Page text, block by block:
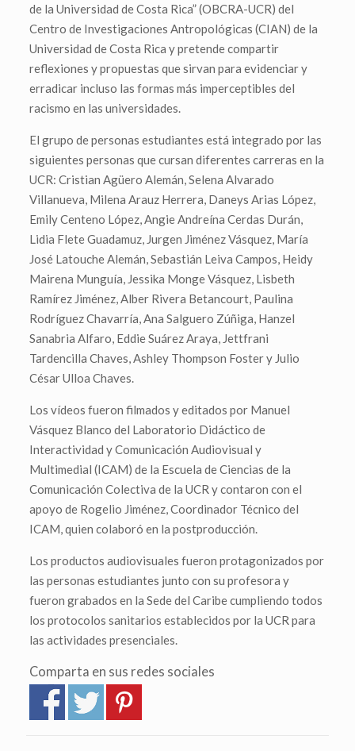
de la Universidad de Costa Rica” (OBCRA-UCR) del
Centro de Investigaciones Antropológicas (CIAN) de la
Universidad de Costa Rica y pretende compartir
reflexiones y propuestas que sirvan para evidenciar y
erradicar incluso las formas más imperceptibles del
racismo en las universidades.
El grupo de personas estudiantes está integrado por las
siguientes personas que cursan diferentes carreras en la
UCR: Cristian Agüero Alemán, Selena Alvarado
Villanueva, Milena Arauz Herrera, Daneys Arias López,
Emily Centeno López, Angie Andreína Cerdas Durán,
Lidia Flete Guadamuz, Jurgen Jiménez Vásquez, María
José Latouche Alemán, Sebastián Leiva Campos, Heidy
Mairena Munguía, Jessika Monge Vásquez, Lisbeth
Ramírez Jiménez, Alber Rivera Betancourt, Paulina
Rodríguez Chavarría, Ana Salguero Zúñiga, Hanzel
Sanabria Alfaro, Eddie Suárez Araya, Jettfrani
Tardencilla Chaves, Ashley Thompson Foster y Julio
César Ulloa Chaves.
Los vídeos fueron filmados y editados por Manuel
Vásquez Blanco del Laboratorio Didáctico de
Interactividad y Comunicación Audiovisual y
Multimedial (ICAM) de la Escuela de Ciencias de la
Comunicación Colectiva de la UCR y contaron con el
apoyo de Rogelio Jiménez, Coordinador Técnico del
ICAM, quien colaboró en la postproducción.
Los productos audiovisuales fueron protagonizados por
las personas estudiantes junto con su profesora y
fueron grabados en la Sede del Caribe cumpliendo todos
los protocolos sanitarios establecidos por la UCR para
las actividades presenciales.
Comparta en sus redes sociales